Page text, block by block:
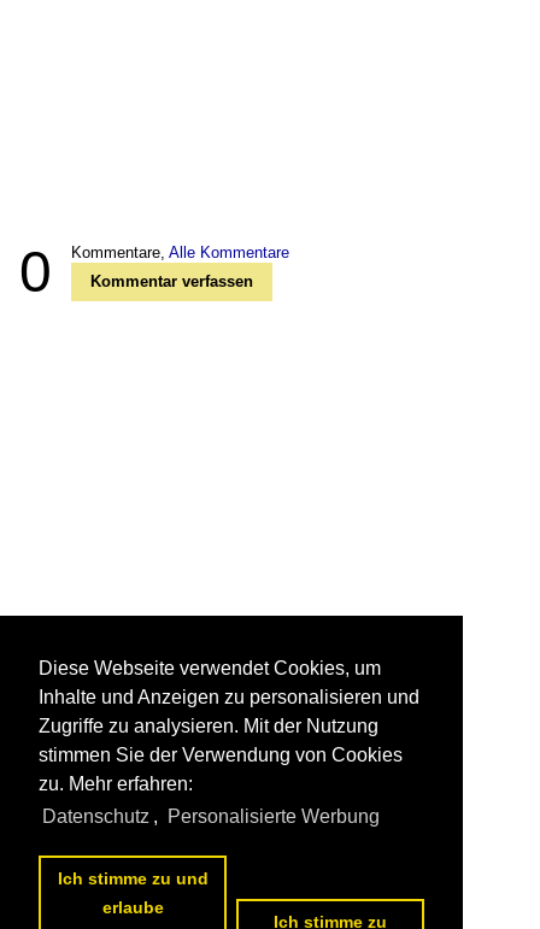
0 Kommentare, Alle Kommentare
Kommentar verfassen
Diese Webseite verwendet Cookies, um
Inhalte und Anzeigen zu personalisieren und
Zugriffe zu analysieren. Mit der Nutzung
stimmen Sie der Verwendung von Cookies
zu. Mehr erfahren:
Datenschutz , Personalisierte Werbung
Ich stimme zu und
erlaube
Ich stimme zu